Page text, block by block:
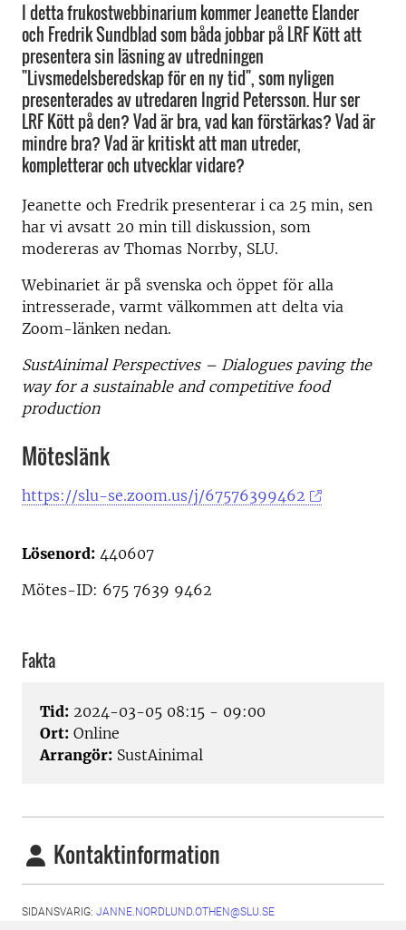
I detta frukostwebbinarium kommer Jeanette Elander
och Fredrik Sundblad som båda jobbar på LRF Kött att
presentera sin läsning av utredningen
"Livsmedelsberedskap för en ny tid", som nyligen
presenterades av utredaren Ingrid Petersson. Hur ser
LRF Kött på den? Vad är bra, vad kan förstärkas? Vad är
mindre bra? Vad är kritiskt att man utreder,
kompletterar och utvecklar vidare?
Jeanette och Fredrik presenterar i ca 25 min, sen
har vi avsatt 20 min till diskussion, som
modereras av Thomas Norrby, SLU.
Webinariet är på svenska och öppet för alla
intresserade, varmt välkommen att delta via
Zoom-länken nedan.
SustAinimal Perspectives – Dialogues paving the
way for a sustainable and competitive food
production
Möteslänk
https://slu-se.zoom.us/j/67576399462
Lösenord: 440607
Mötes-ID: 675 7639 9462
Fakta
Tid: 2024-03-05 08:15 - 09:00
Ort: Online
Arrangör: SustAinimal
Kontaktinformation
SIDANSVARIG: JANNE.NORDLUND.OTHEN@SLU.SE